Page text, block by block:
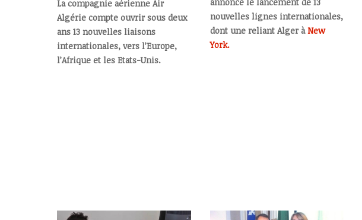
La compagnie aérienne Air
Algérie compte ouvrir sous deux
ans 13 nouvelles liaisons
internationales, vers l’Europe,
l’Afrique et les Etats-Unis.
nouvelles lignes internationales,
dont une reliant Alger àNew
York.